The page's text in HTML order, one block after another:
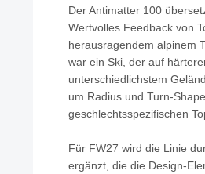
Der Antimatter 100
Wertvolles Feedback von
herausragendem alpinem
war ein Ski, der auf
unterschiedlichstem
um Radius und Turn-
geschlechtsspezifischen
Für FW27 wird die Linie
ergänzt, die die Design-